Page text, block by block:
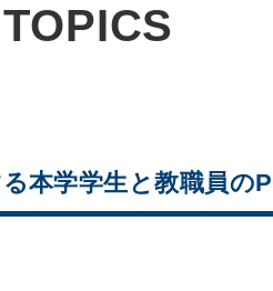
本学学生と教職員の